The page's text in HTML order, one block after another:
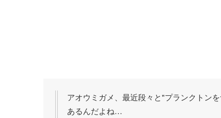
アオウミガメ、最近段々と"プランクトン
あるんだよね…